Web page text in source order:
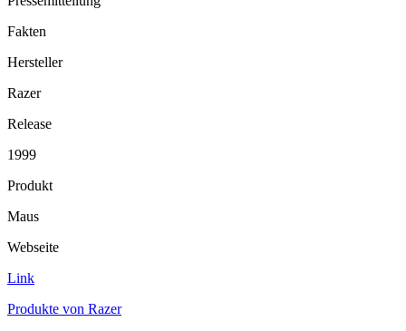
Fakten
Hersteller
Razer
Release
1999
Produkt
Maus
Webseite
Link
Produkte von Razer